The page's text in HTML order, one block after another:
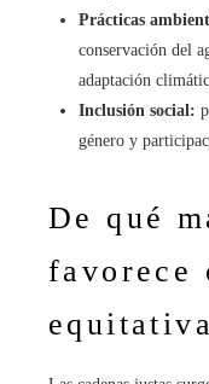
Prácticas
conservación del
adaptación
Inclusión social:
género y
De qué
favorece